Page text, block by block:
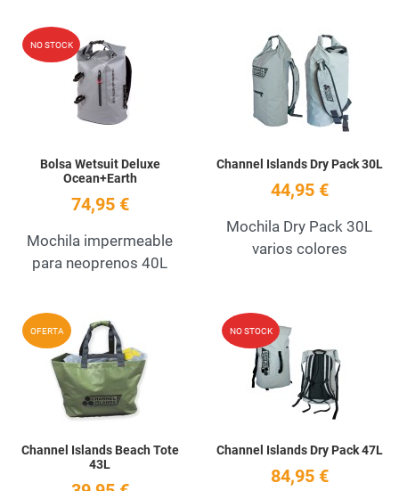
NO STOCK Add to Wishlist
Quick View
Bolsa Wetsuit Deluxe
Ocean+Earth
74,95 €
Mochila impermeable
para neoprenos 40L
Channel Islands Dry Pack 30L
44,95 €
Mochila Dry Pack 30L
varios colores
OFERTA Add to Wishlist
Quick View
Channel Islands Beach Tote
43L
NO STOCK
Channel Islands Dry Pack 47L
84,95 €